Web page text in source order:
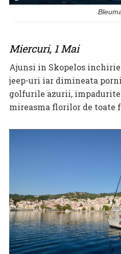
Miercuri, 1 Mai
Ajunsi in Skopelos
jeep-uri iar dimineata
golfurile azurii,
mireasma florilor de toate